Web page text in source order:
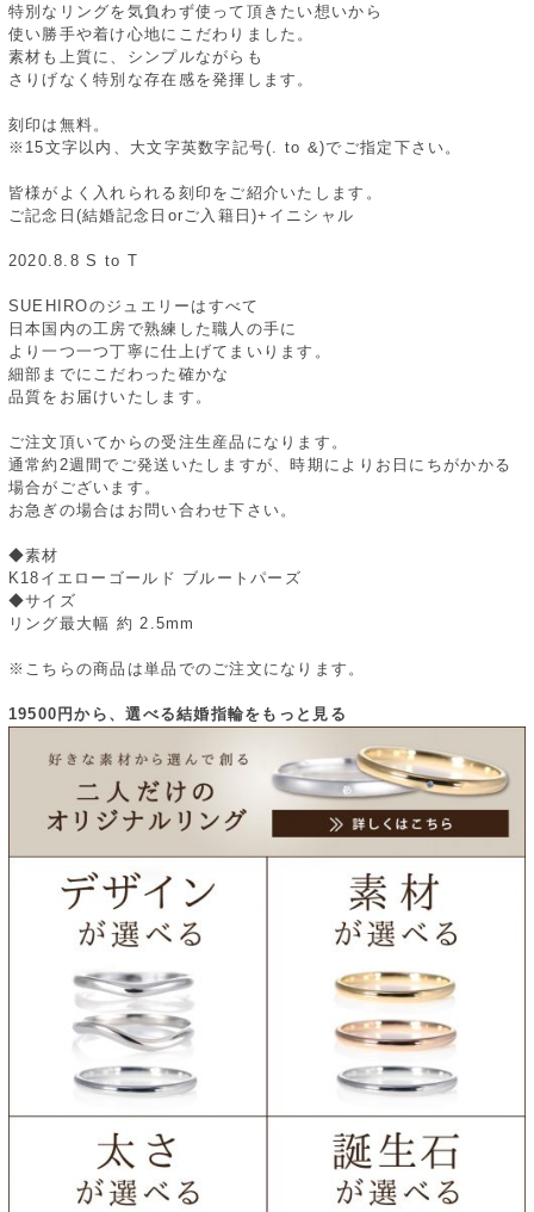
特別なリングを気負わず使って頂きたい想いから
使い勝手や着け心地にこだわりました。
素材も上質に、シンプルながらも
さりげなく特別な存在感を発揮します。
刻印は無料。
※15文字以内、大文字英数字記号(. to &)でご指定下さい。
皆様がよく入れられる刻印をご紹介いたします。
ご記念日(結婚記念日orご入籍日)+イニシャル
2020.8.8 S to T
SUEHIROのジュエリーはすべて
日本国内の工房で熟練した職人の手に
より一つ一つ丁寧に仕上げてまいります。
細部までにこだわった確かな
品質をお届けいたします。
ご注文頂いてからの受注生産品になります。
通常約2週間でご発送いたしますが、時期によりお日にちがかかる
場合がございます。
お急ぎの場合はお問い合わせ下さい。
◆素材
K18イエローゴールド ブルートパーズ
◆サイズ
リング最大幅 約 2.5mm
※こちらの商品は単品でのご注文になります。
19500円から、選べる結婚指輪をもっと見る